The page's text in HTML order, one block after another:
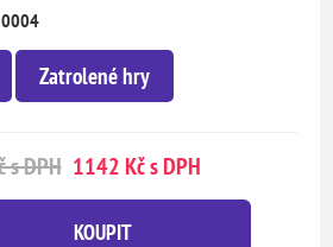
Zatrolené hry
s DPH 1142 Kč s DPH
KOUPIT